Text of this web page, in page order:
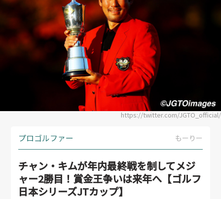
https://twitter.com/JGTO_official/
プロゴルファー もーりー
チャン・キムが年内最終戦を制してメジ
ャー2勝目！賞金王争いは来年へ【ゴルフ
日本シリーズJTカップ】